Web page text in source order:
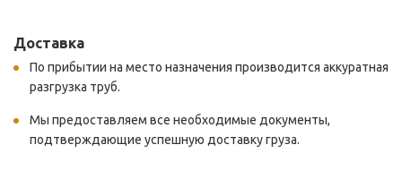
Доставка
По прибытии на место назначения производится аккуратная
разгрузка труб.
Мы предоставляем все необходимые документы,
подтверждающие успешную доставку груза.